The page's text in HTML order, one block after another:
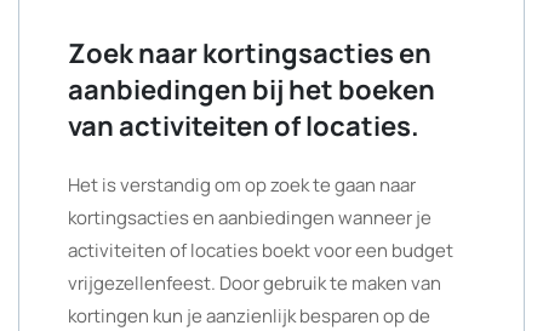
Zoek naar kortingsacties en
aanbiedingen bij het boeken
van activiteiten of locaties.
Het is verstandig om op zoek te gaan naar
kortingsacties en aanbiedingen wanneer je
activiteiten of locaties boekt voor een budget
vrijgezellenfeest. Door gebruik te maken van
kortingen kun je aanzienlijk besparen op de